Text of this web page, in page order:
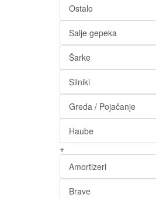
Ostalo
Salje gepeka
Šarke
Silniki
Greda / Pojačanje
Haube
+
Amortizeri
Brave